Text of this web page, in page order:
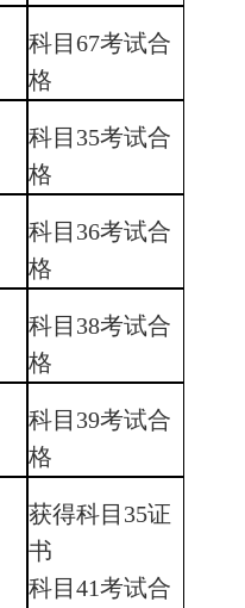
科目67考试合
格
科目35考试合
格
科目36考试合
格
科目38考试合
格
科目39考试合
格
获得科目35证
书
科目41考试合